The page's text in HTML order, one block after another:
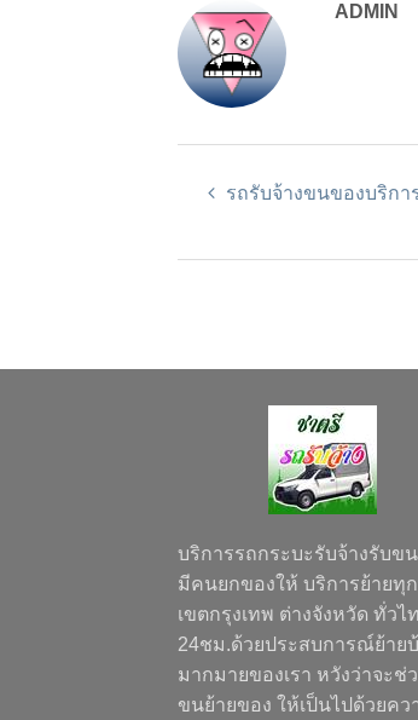
ADMIN
รถรับจ้างขนของบริกา
บริการรถกระบะรับจ้างรับข
มีคนยกของให้ บริการย้ายทุ
เขตกรุงเทพ ต่างจังหวัด ทั่วไ
24ชม.ด้วยประสบการณ์ย้าย
มากมายของเรา หวังว่าจะช่
ขนย้ายของ ให้เป็นไปด้วยคว